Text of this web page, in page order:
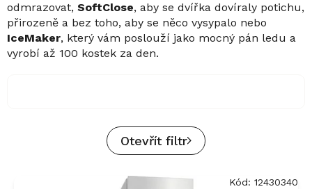
odmrazovat, SoftClose, aby se dvířka dovíraly potichu,
přirozeně a bez toho, aby se něco vysypalo nebo
IceMaker, který vám poslouží jako mocný pán ledu a
vyrobí až 100 kostek za den.
Otevřít filtr
Kód: 12430340